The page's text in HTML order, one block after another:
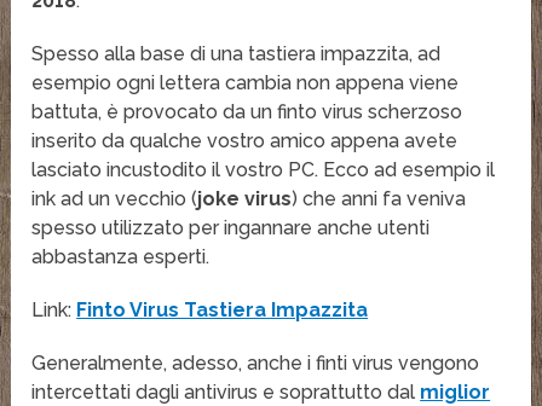
Spesso alla base di una tastiera impazzita, ad
esempio ogni lettera cambia non appena viene
battuta, è provocato da un finto virus scherzoso
inserito da qualche vostro amico appena avete
lasciato incustodito il vostro PC. Ecco ad esempio il
ink ad un vecchio (joke virus) che anni fa veniva
spesso utilizzato per ingannare anche utenti
abbastanza esperti.
Link: Finto Virus Tastiera Impazzita
Generalmente, adesso, anche i finti virus vengono
intercettati dagli antivirus e soprattutto dal miglior